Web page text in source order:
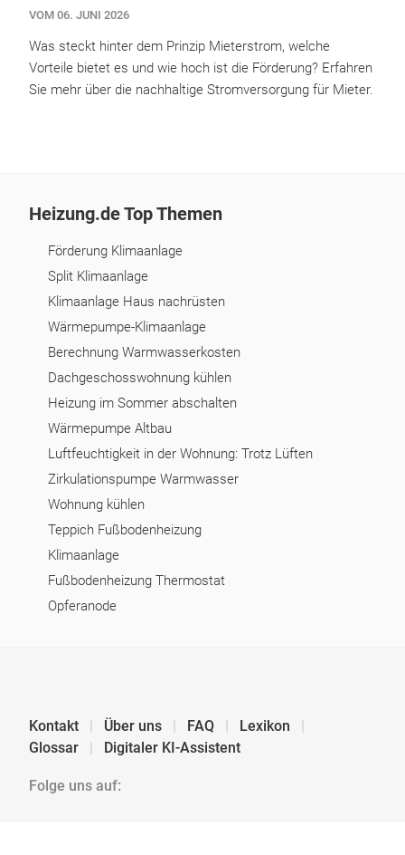
VOM 06. JUNI 2026
Was steckt hinter dem Prinzip Mieterstrom, welche
Vorteile bietet es und wie hoch ist die Förderung? Erfahren
Sie mehr über die nachhaltige Stromversorgung für Mieter.
Heizung.de Top Themen
Förderung Klimaanlage
Split Klimaanlage
Klimaanlage Haus nachrüsten
Wärmepumpe-Klimaanlage
Berechnung Warmwasserkosten
Dachgeschosswohnung kühlen
Heizung im Sommer abschalten
Wärmepumpe Altbau
Luftfeuchtigkeit in der Wohnung: Trotz Lüften
Zirkulationspumpe Warmwasser
Wohnung kühlen
Teppich Fußbodenheizung
Klimaanlage
Fußbodenheizung Thermostat
Opferanode
Kontakt Über uns FAQ
Lexikon
Glossar
Digitaler KI-Assistent
Folge uns auf: